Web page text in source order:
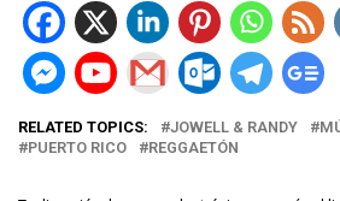
RELATED TOPICS: JOWELL & RANDY
PUERTO RICO
REGGAETÓN